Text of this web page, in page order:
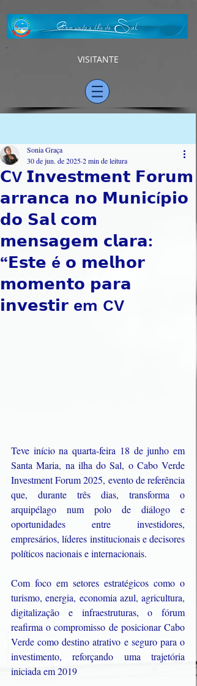
VISITANTE
𝗖V 𝗜𝗻𝘃𝗲𝘀𝘁𝗺𝗲𝗻𝘁 𝗙𝗼𝗿𝘂𝗺
𝗮𝗿𝗿𝗮𝗻𝗰𝗮 𝗻𝗼 𝗠𝘂𝗻𝗶𝗰í𝗽𝗶𝗼
𝗱𝗼 𝗦𝗮𝗹 𝗰𝗼𝗺
𝗺𝗲𝗻𝘀𝗮𝗴𝗲𝗺 𝗰𝗹𝗮𝗿𝗮:
“𝗘𝘀𝘁𝗲 é 𝗼 𝗺𝗲𝗹𝗵𝗼𝗿
𝗺𝗼𝗺𝗲𝗻𝘁𝗼 𝗽𝗮𝗿𝗮
𝗶𝗻𝘃𝗲𝘀𝘁𝗶𝗿 em CV
Sonia Graça
30 de jun. de 20252 min de leitura
Teve início na quarta-feira 18 de junho em
Santa Maria, na ilha do Sal, o Cabo Verde
Investment Forum 2025, evento de referência
que, durante três dias, transforma o
arquipélago num polo de diálogo e
oportunidades entre investidores,
empresários, líderes institucionais e decisores
políticos nacionais e internacionais.
Com foco em setores estratégicos como o
turismo, energia, economia azul, agricultura,
digitalização e infraestruturas, o fórum
reafirma o compromisso de posicionar Cabo
Verde como destino atrativo e seguro para o
investimento, reforçando uma trajetória
iniciada em 2019